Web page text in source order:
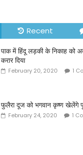
Recent
पाक में हिंदू लड़की के निकाह को
करार दिया
February 20, 2020 1
फुलैरा दूज को भगवान कृष्ण खेलेंगे
February 24, 2020 1